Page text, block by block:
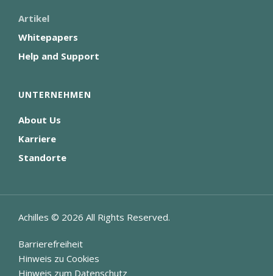
Artikel
Whitepapers
Help and Support
UNTERNEHMEN
About Us
Karriere
Standorte
Achilles © 2026 All Rights Reserved.
Barrierefreiheit
Hinweis zu Cookies
Hinweis zum Datenschutz